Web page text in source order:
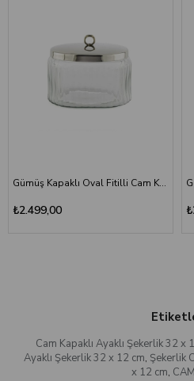
Gümüş Kapaklı Oval Fitilli Cam Kavanoz 19x13x16 cm - Dekoratif Metal Kulplu
₺2.499,00
Cam Kapaklı Ayaklı Şekerlik 32 x
Ayaklı Şekerlik 32 x 12 cm, Şekerlik
x 12 cm,